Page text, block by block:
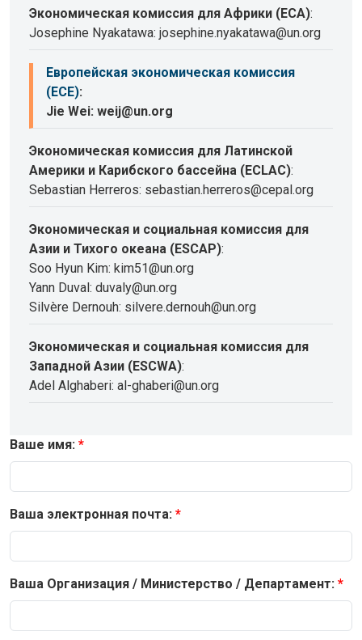
Экономическая комиссия для Африки (ECA):
Josephine Nyakatawa: josephine.nyakatawa@un.org
Европейская экономическая комиссия
(ECE):
Jie Wei: weij@un.org
Экономическая комиссия для Латинской
Америки и Карибского бассейна (ECLAC):
Sebastian Herreros: sebastian.herreros@cepal.org
Экономическая и социальная комиссия для
Азии и Тихого океана (ESCAP):
Soo Hyun Kim: kim51@un.org
Yann Duval: duvaly@un.org
Silvère Dernouh: silvere.dernouh@un.org
Экономическая и социальная комиссия для
Западной Азии (ESCWA):
Adel Alghaberi: al-ghaberi@un.org
Ваше имя:
Ваша электронная почта:
Ваша Организация / Министерство / Департамент: